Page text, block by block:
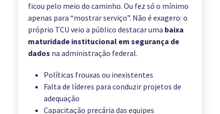
ficou pelo meio do caminho. Ou fez só o mínimo
apenas para “mostrar serviço”. Não é exagero: o
próprio TCU veio a público destacar uma baixa
maturidade institucional em segurança de
dados na administração federal.
Políticas frouxas ou inexistentes
Falta de líderes para conduzir projetos de
adequação
Capacitação precária das equipes